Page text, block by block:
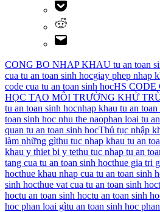
CONG BO NHAP KHAU tu an toan
cua tu an toan sinh hocgiay phep nhap
code cua tu an toan sinh hocHS
HỌC TẠO MÔI TRƯỜNG KHỬ
tu an toan sinh hocnhap khau tu an
toan sinh hoc nhu the naophan loai tu
quan tu an toan sinh hocThủ tục nhập
làm những gìthu tuc nhap khau tu an
khau y thiet bi y tethu tuc nhap tu an
tang cua tu an toan sinh hocthue gia tri
hocthue khau nhap cua tu an toan sinh
sinh hocthue vat cua tu an toan sinh hoc
hoctu an toan sinh hoctu an toan sinh
hoc phan loai gìtu an toan sinh hoc